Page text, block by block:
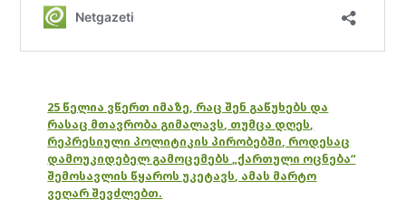
25 წელია ვწერთ იმაზე, რაც შენ გაწუხებს და
რასაც მთავრობა გიმალავს, თუმცა დღეს,
რეპრესიული პოლიტიკის პირობებში, როდესაც
დამოუკიდებელ გამოცემებს „ქართული ოცნება“
შემოსავლის წყაროს უკეტავს, ამას მარტო
ვეღარ შევძლებთ.